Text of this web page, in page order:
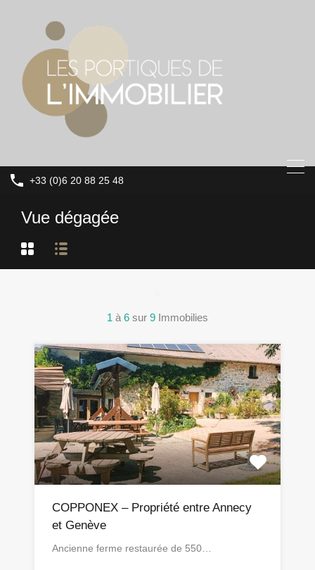
+33 (0)6 20 88 25 48
Vue dégagée
1 à 6 sur 9 Immobilies
COPPONEX – Propriété entre Annecy
et Genève
Ancienne ferme restaurée de 550…